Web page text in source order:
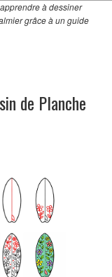
à dessiner
grâce à un guide
de Planche